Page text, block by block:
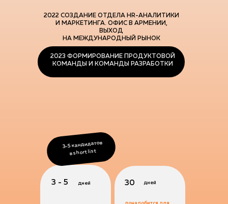
3 - 5
понадобится для
3-5 кандидатов
в short list
дней
дней
2023 ФОРМИРОВАНИЕ ПРОДУКТОВОЙ
КОМАНДЫ И КОМАНДЫ РАЗРАБОТКИ
30
2022 СОЗДАНИЕ ОТДЕЛА HR-АНАЛИТИКИ
И МАРКЕТИНГА. ОФИС В АРМЕНИИ,
ВЫХОД
НА МЕЖДУНАРОДНЫЙ РЫНОК